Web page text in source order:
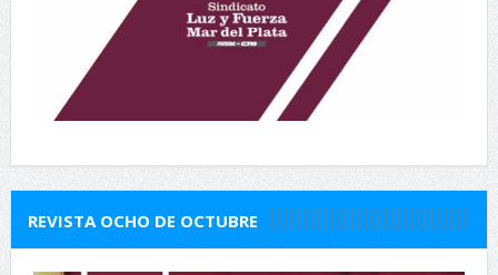
REVISTA OCHO DE OCTUBRE